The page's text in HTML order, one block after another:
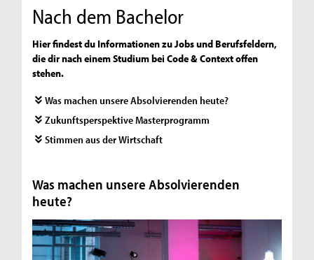
Nach dem Bachelor
Hier findest du Informationen zu Jobs und Berufsfeldern,
die dir nach einem Studium bei Code & Context offen
stehen.
Was machen unsere Absolvierenden heute?
Zukunftsperspektive Masterprogramm
Stimmen aus der Wirtschaft
Was machen unsere Absolvierenden
heute?